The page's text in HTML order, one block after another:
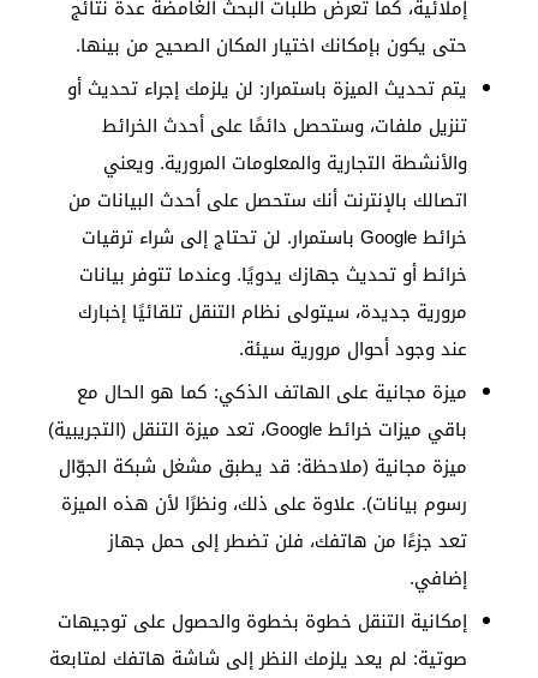
إملائية، كما تعرض طلبات البحث الغامضة عدة نتائج
حتى يكون بإمكانك اختيار المكان الصحيح من بينها.
يتم تحديث الميزة باستمرار: لن يلزمك إجراء تحديث أو
تنزيل ملفات، وستحصل دائمًا على أحدث الخرائط
والأنشطة التجارية والمعلومات المرورية. ويعني
اتصالك بالإنترنت أنك ستحصل على أحدث البيانات من
خرائط Google باستمرار. لن تحتاج إلى شراء ترقيات
خرائط أو تحديث جهازك يدويًا. وعندما تتوفر بيانات
مرورية جديدة، سيتولى نظام التنقل تلقائيًا إخبارك
عند وجود أحوال مرورية سيئة.
ميزة مجانية على الهاتف الذكي: كما هو الحال مع
باقي ميزات خرائط Google، تعد ميزة التنقل (التجريبية)
ميزة مجانية (ملاحظة: قد يطبق مشغل شبكة الجوّال
رسوم بيانات). علاوة على ذلك، ونظرًا لأن هذه الميزة
تعد جزءًا من هاتفك، فلن تضطر إلى حمل جهاز
إضافي.
إمكانية التنقل خطوة بخطوة والحصول على توجيهات
صوتية: لم يعد يلزمك النظر إلى شاشة هاتفك لمتابعة